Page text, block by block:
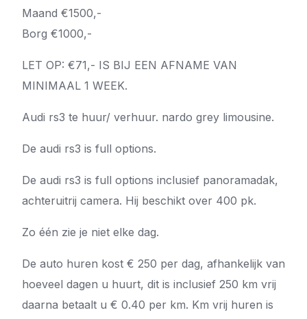
Maand €1500,-
Borg €1000,-
LET OP: €71,- IS BIJ EEN AFNAME VAN
MINIMAAL 1 WEEK.
Audi rs3 te huur/ verhuur. nardo grey limousine.
De audi rs3 is full options.
De audi rs3 is full options inclusief panoramadak,
achteruitrij camera. Hij beschikt over 400 pk.
Zo één zie je niet elke dag.
De auto huren kost € 250 per dag, afhankelijk van
hoeveel dagen u huurt, dit is inclusief 250 km vrij
daarna betaalt u € 0.40 per km. Km vrij huren is